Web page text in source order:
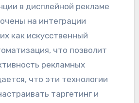
в дисплейной рекламе
на интеграции
как искусственный
что позволит
рекламных
что эти технологии
таргетинг и